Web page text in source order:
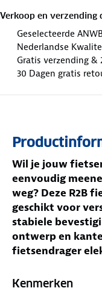
Verkoop en verzending
Geselecteerde
Nederlandse
Gratis verzending &
30 Dagen gratis
Wil je jouw
eenvoudig
weg? Deze R2B
geschikt voor
stabiele
ontwerp en
fietsendrager
Kenmerken